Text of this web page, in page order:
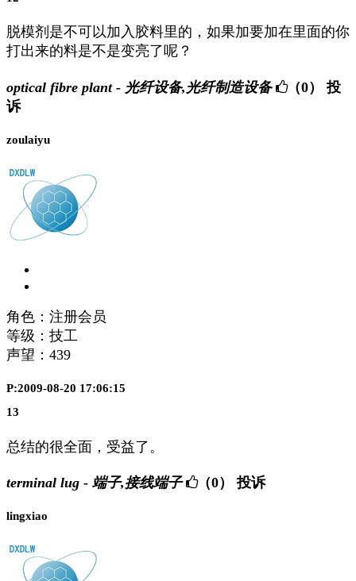
脱模剂是不可以加入胶料里的，如果加要加在里面的你
打出来的料是不是变亮了呢？
optical fibre plant - 光纤设备,光纤制造设备 （0）
投
诉
zoulaiyu
角色：注册会员
等级：技工
声望： 439
P:2009-08-20 17:06:15
13
总结的很全面，受益了。
terminal lug - 端子,接线端子 （0） 投诉
lingxiao